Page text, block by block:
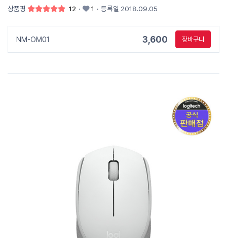
상품평 12 · 1 · 등록일 2018.09.05
NM-OM01 3,600 장바구니